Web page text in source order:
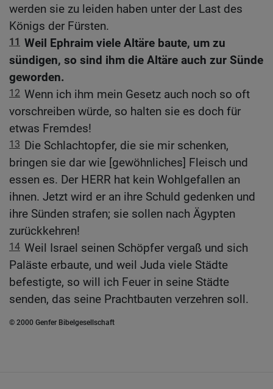
werden sie zu leiden haben unter der Last des
Königs der Fürsten.
11 Weil Ephraim viele Altäre baute, um zu
sündigen, so sind ihm die Altäre auch zur Sünde
geworden.
12 Wenn ich ihm mein Gesetz auch noch so oft
vorschreiben würde, so halten sie es doch für
etwas Fremdes!
13 Die Schlachtopfer, die sie mir schenken,
bringen sie dar wie [gewöhnliches] Fleisch und
essen es. Der HERR hat kein Wohlgefallen an
ihnen. Jetzt wird er an ihre Schuld gedenken und
ihre Sünden strafen; sie sollen nach Ägypten
zurückkehren!
14 Weil Israel seinen Schöpfer vergaß und sich
Paläste erbaute, und weil Juda viele Städte
befestigte, so will ich Feuer in seine Städte
senden, das seine Prachtbauten verzehren soll.
© 2000 Genfer Bibelgesellschaft